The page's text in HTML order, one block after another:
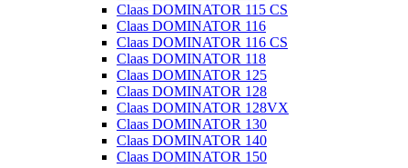
Claas DOMINATOR 115 CS
Claas DOMINATOR 116
Claas DOMINATOR 116 CS
Claas DOMINATOR 118
Claas DOMINATOR 125
Claas DOMINATOR 128
Claas DOMINATOR 128VX
Claas DOMINATOR 130
Claas DOMINATOR 140
Claas DOMINATOR 150